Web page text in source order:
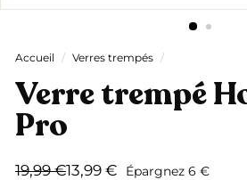
Accueil / Verres trempés /
Verre trempé
Pro
Prix
19,99 €19,99
Prix
13,99 €13,99
Épargnez 6 €